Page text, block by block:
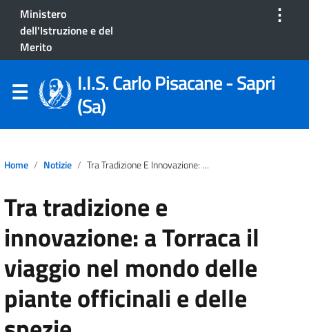
Ministero
dell'Istruzione e del
Merito
⋮
I.I.S. Carlo Pisacane - Sapri
(Sa)
Home Notizie Tra Tradizione E Innovazione: A Torraca Il Viaggio Nel Mondo Delle Piante Officinali E Delle Spezie
Tra tradizione e
innovazione: a Torraca il
viaggio nel mondo delle
piante officinali e delle